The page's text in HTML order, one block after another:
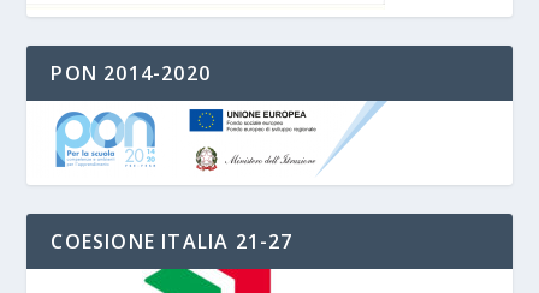
PON 2014-2020
COESIONE ITALIA 21-27